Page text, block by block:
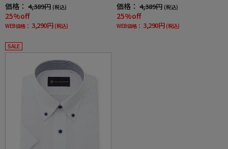
価格： 4,389円 (税込)
25%off
WEB価格： 3,290円 (税込)
価格： 4,389円 (税込)
25%off
WEB価格： 3,290円 (税込)
SALE